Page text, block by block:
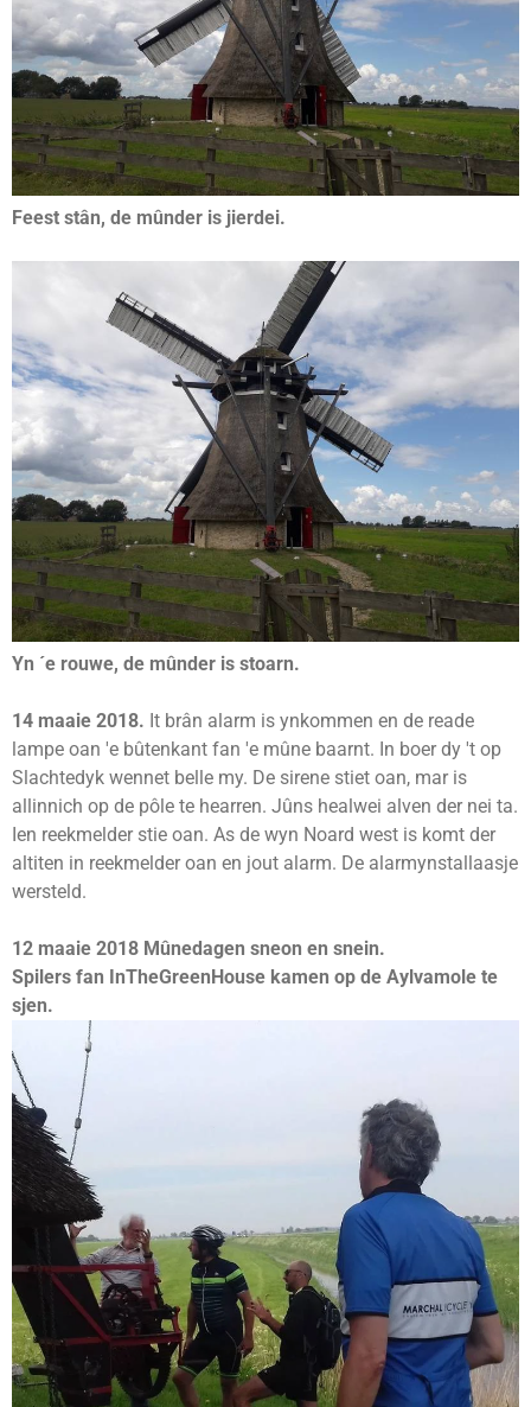
Feest stân, de mûnder is jierdei.
Yn ´e rouwe, de mûnder is stoarn.
14 maaie 2018. It brân alarm is ynkommen en de reade
lampe oan 'e bûtenkant fan 'e mûne baarnt. In boer dy 't op
Slachtedyk wennet belle my. De sirene stiet oan, mar is
allinnich op de pôle te hearren. Jûns healwei alven der nei ta.
Ien reekmelder stie oan. As de wyn Noard west is komt der
altiten in reekmelder oan en jout alarm. De alarmynstallaasje
wersteld.
12 maaie 2018 Mûnedagen sneon en snein.
Spilers fan InTheGreenHouse kamen op de Aylvamole te
sjen.